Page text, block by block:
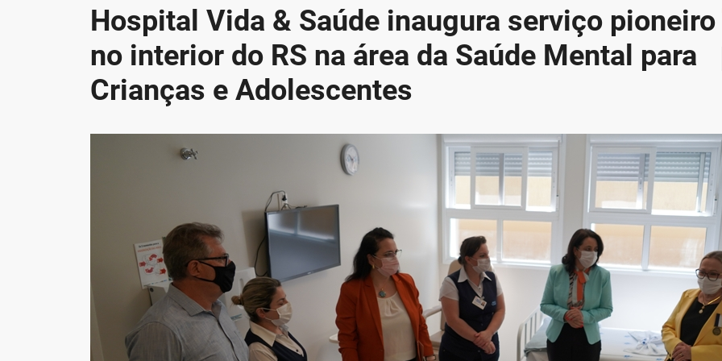
Hospital Vida & Saúde inaugura serviço pioneiro
no interior do RS na área da Saúde Mental para
Crianças e Adolescentes